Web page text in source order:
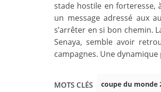
stade hostile en forteresse,
un message adressé aux
s’arrêter en si bon chemin.
Senaya, semble avoir
campagnes. Une
MOTS CLÉS coupe du monde